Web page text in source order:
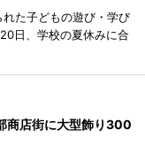
た子どもの遊び・学び
日、学校の夏休みに合
商店街に大型飾り300